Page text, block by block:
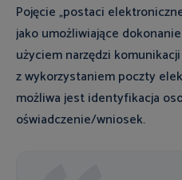
Pojęcie „postaci
jako umożliwiające
użyciem narzędzi
z wykorzystaniem poczty
możliwa jest identyfikacja
oświadczenie/wniosek.